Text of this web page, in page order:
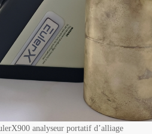
analyseur portatif d’alliage